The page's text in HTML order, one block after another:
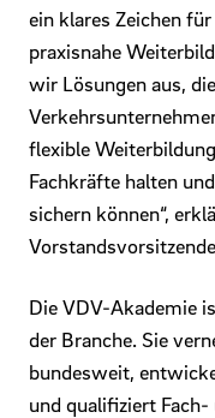
ein klares Zeichen
praxisnahe
wir Lösungen aus,
flexible
Fachkräfte halten
sichern können“,
Die VDV-Akademie
der Branche. Sie
bundesweit,
und qualifiziert